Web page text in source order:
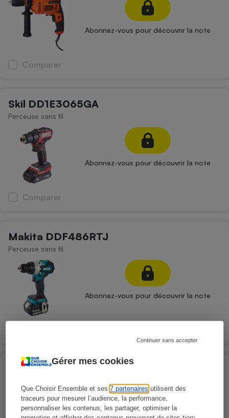
Gérer mes cookies
Que Choisir Ensemble et ses7 partenaires utilisent des
traceurs pour mesurer l’audience, la performance,
personnaliser les contenus, les partager, optimiser la
Continuer sans accepter
Abonnez-vous pour découvrir la note
Comparer
Skil DD1E3065GA
Perceuse sans fil
Abonnez-vous pour découvrir la note
Comparer
Makita DDF486RTJ
Perceuse sans fil
Abonnez-vous pour découvrir la note
Mac Allister MDD18-Li-2